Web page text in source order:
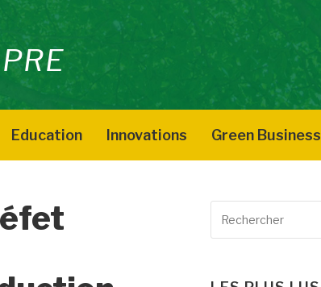
Education Innovations Green Business